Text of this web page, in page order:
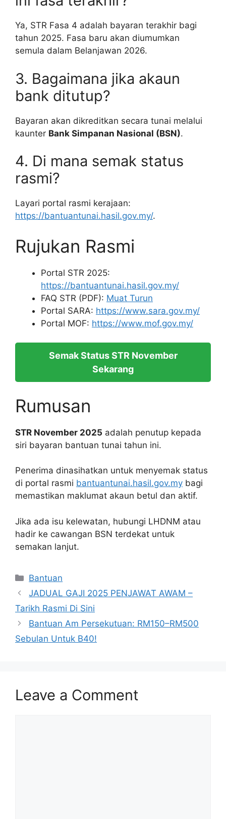
Ya, STR Fasa 4 adalah bayaran terakhir bagi
tahun 2025. Fasa baru akan diumumkan
semula dalam Belanjawan 2026.
3. Bagaimana jika akaun
bank ditutup?
Bayaran akan dikreditkan secara tunai melalui
kaunter Bank Simpanan Nasional (BSN).
4. Di mana semak status
rasmi?
Layari portal rasmi kerajaan:
https://bantuantunai.hasil.gov.my/.
Rujukan Rasmi
Portal STR 2025:
https://bantuantunai.hasil.gov.my/
FAQ STR (PDF): Muat Turun
Portal SARA: https://www.sara.gov.my/
Portal MOF: https://www.mof.gov.my/
Semak Status STR November
Sekarang
Rumusan
STR November 2025 adalah penutup kepada
siri bayaran bantuan tunai tahun ini.
Penerima dinasihatkan untuk menyemak status
di portal rasmi bantuantunai.hasil.gov.my bagi
memastikan maklumat akaun betul dan aktif.
Jika ada isu kelewatan, hubungi LHDNM atau
hadir ke cawangan BSN terdekat untuk
semakan lanjut.
Categories
Bantuan
JADUAL GAJI 2025 PENJAWAT AWAM –
Tarikh Rasmi Di Sini
Bantuan Am Persekutuan: RM150–RM500
Sebulan Untuk B40!
Leave a Comment